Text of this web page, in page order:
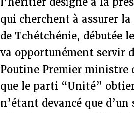
qui cherchent à assurer
de Tchétchénie, débutée
va opportunément servir
Poutine Premier ministre
que le parti “Unité”
n’étant devancé que